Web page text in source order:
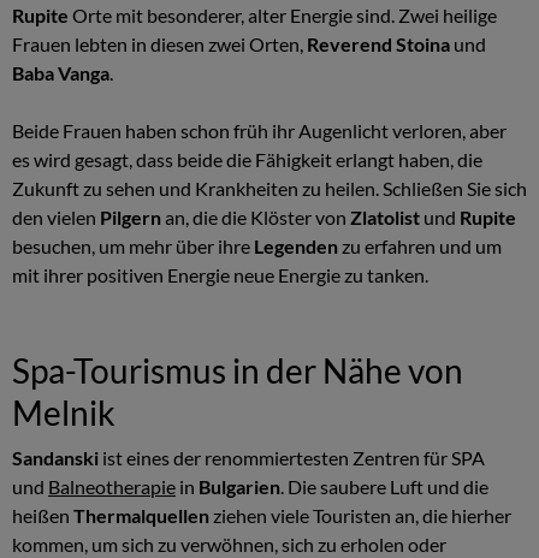
Rupite Orte mit besonderer, alter Energie sind. Zwei heilige
Frauen lebten in diesen zwei Orten, Reverend Stoina und
Baba Vanga.
Beide Frauen haben schon früh ihr Augenlicht verloren, aber
es wird gesagt, dass beide die Fähigkeit erlangt haben, die
Zukunft zu sehen und Krankheiten zu heilen. Schließen Sie sich
den vielen Pilgernan, die die Klöster von Zlatolist und Rupite
besuchen, um mehr über ihre Legendenzu erfahren und um
mit ihrer positiven Energie neue Energie zu tanken.
Spa-Tourismus in der Nähe von
Melnik
Sandanski ist eines der renommiertesten Zentren für SPA
und Balneotherapie in Bulgarien. Die saubere Luft und die
heißen Thermalquellenziehen viele Touristen an, die hierher
kommen, um sich zu verwöhnen, sich zu erholen oder